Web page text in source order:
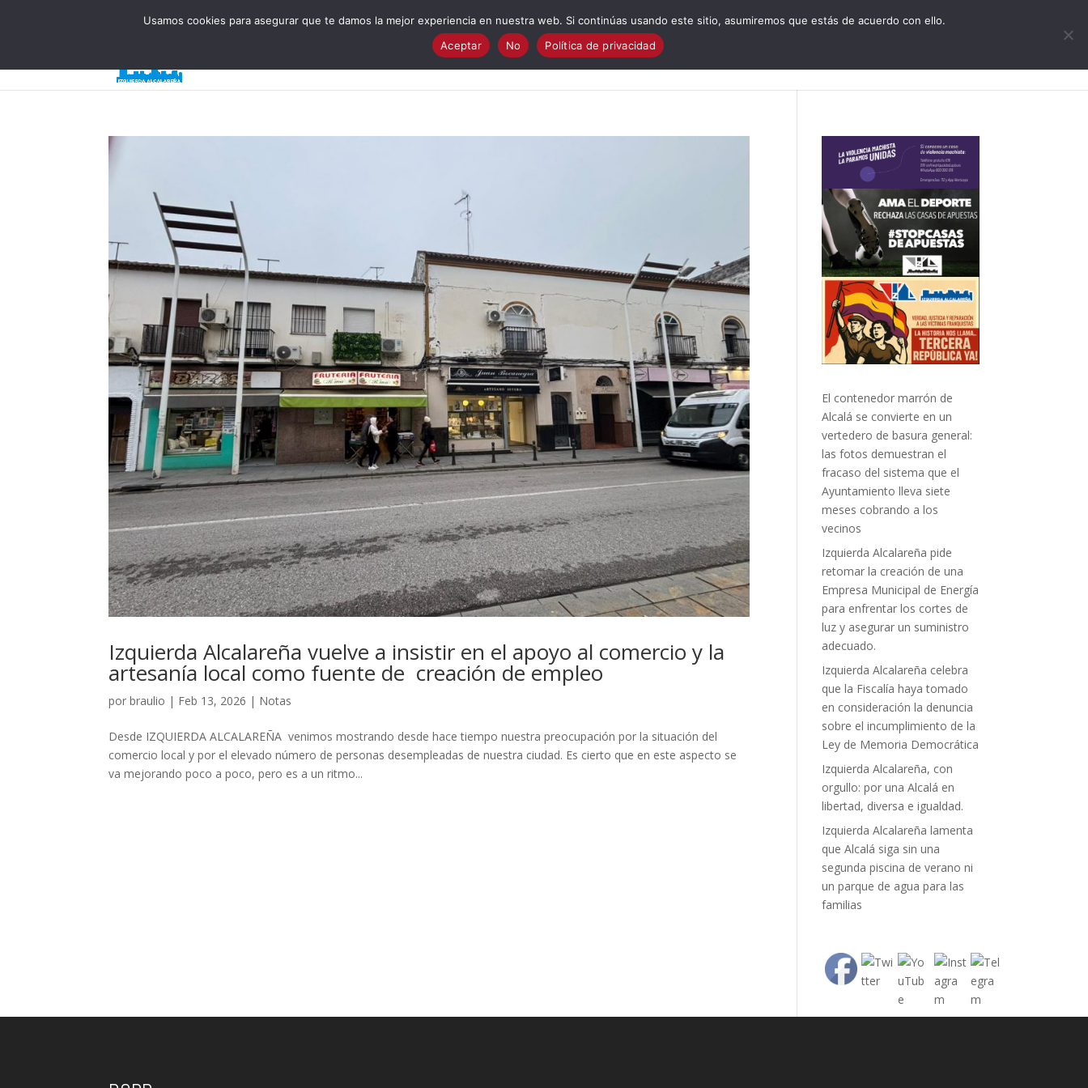
¿Quiénes Somos? Cuestionario electoral Programa
Izquierda Alcalareña vuelve a insistir en el apoyo al comercio y la
artesanía local como fuente de creación de empleo
porbraulio | Feb 13, 2026 | Notas
Desde IZQUIERDA ALCALAREÑA venimos mostrando desde hace tiempo nuestra preocupación por la situación del
comercio local y por el elevado número de personas desempleadas de nuestra ciudad. Es cierto que en este aspecto se
va mejorando poco a poco, pero es a un ritmo...
El contenedor marrón de
Alcalá se convierte en un
vertedero de basura general:
las fotos demuestran el
fracaso del sistema que el
Ayuntamiento lleva siete
meses cobrando a los
vecinos
Izquierda Alcalareña pide
retomar la creación de una
Empresa Municipal de Energía
para enfrentar los cortes de
luz y asegurar un suministro
adecuado.
Izquierda Alcalareña celebra
que la Fiscalía haya tomado
en consideración la denuncia
sobre el incumplimiento de la
Ley de Memoria Democrática
Izquierda Alcalareña, con
orgullo: por una Alcalá en
libertad, diversa e igualdad.
Izquierda Alcalareña lamenta
que Alcalá siga sin una
segunda piscina de verano ni
un parque de agua para las
familias
Usamos cookies para asegurar que te damos la mejor experiencia en nuestra web. Si continúas usando este sitio, asumiremos que estás de acuerdo con ello.
Aceptar
No Política de privacidad